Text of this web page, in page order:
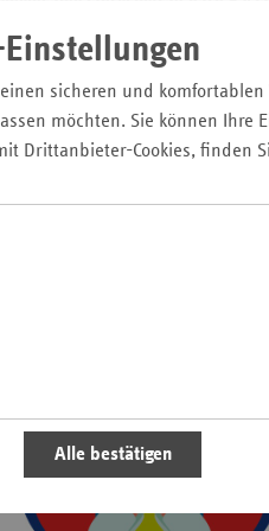
sicheren und
möchten. Sie können Ihre
Drittanbieter-Cookies, finden
Alle bestätigen
Zusammenführung der
der Kurzzeitpflege. Zukünftig
von bis zu 3.539 Euro
ab Pflegegrad (PG) 2 flexibel